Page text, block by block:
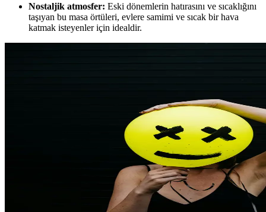
Nostaljik atmosfer: Eski dönemlerin hatırasını ve sıcaklığını
taşıyan bu masa örtüleri, evlere samimi ve sıcak bir hava
katmak isteyenler için idealdir.